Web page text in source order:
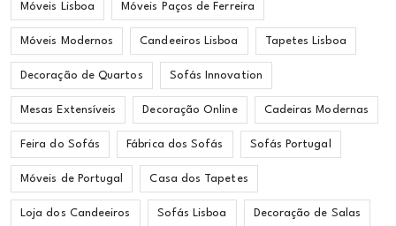
Móveis Lisboa Móveis Paços de Ferreira
Móveis Modernos Candeeiros Lisboa Tapetes Lisboa
Decoração de Quartos Sofás Innovation
Mesas Extensíveis Decoração Online Cadeiras Modernas
Feira do Sofás Fábrica dos Sofás Sofás Portugal
Móveis de Portugal Casa dos Tapetes
Loja dos Candeeiros Sofás Lisboa Decoração de Salas